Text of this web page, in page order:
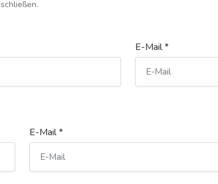
schließen.
E-Mail *
E-Mail *